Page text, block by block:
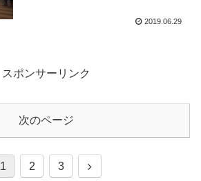
2019.06.29
スポンサーリンク
次のページ
1 2 3 次